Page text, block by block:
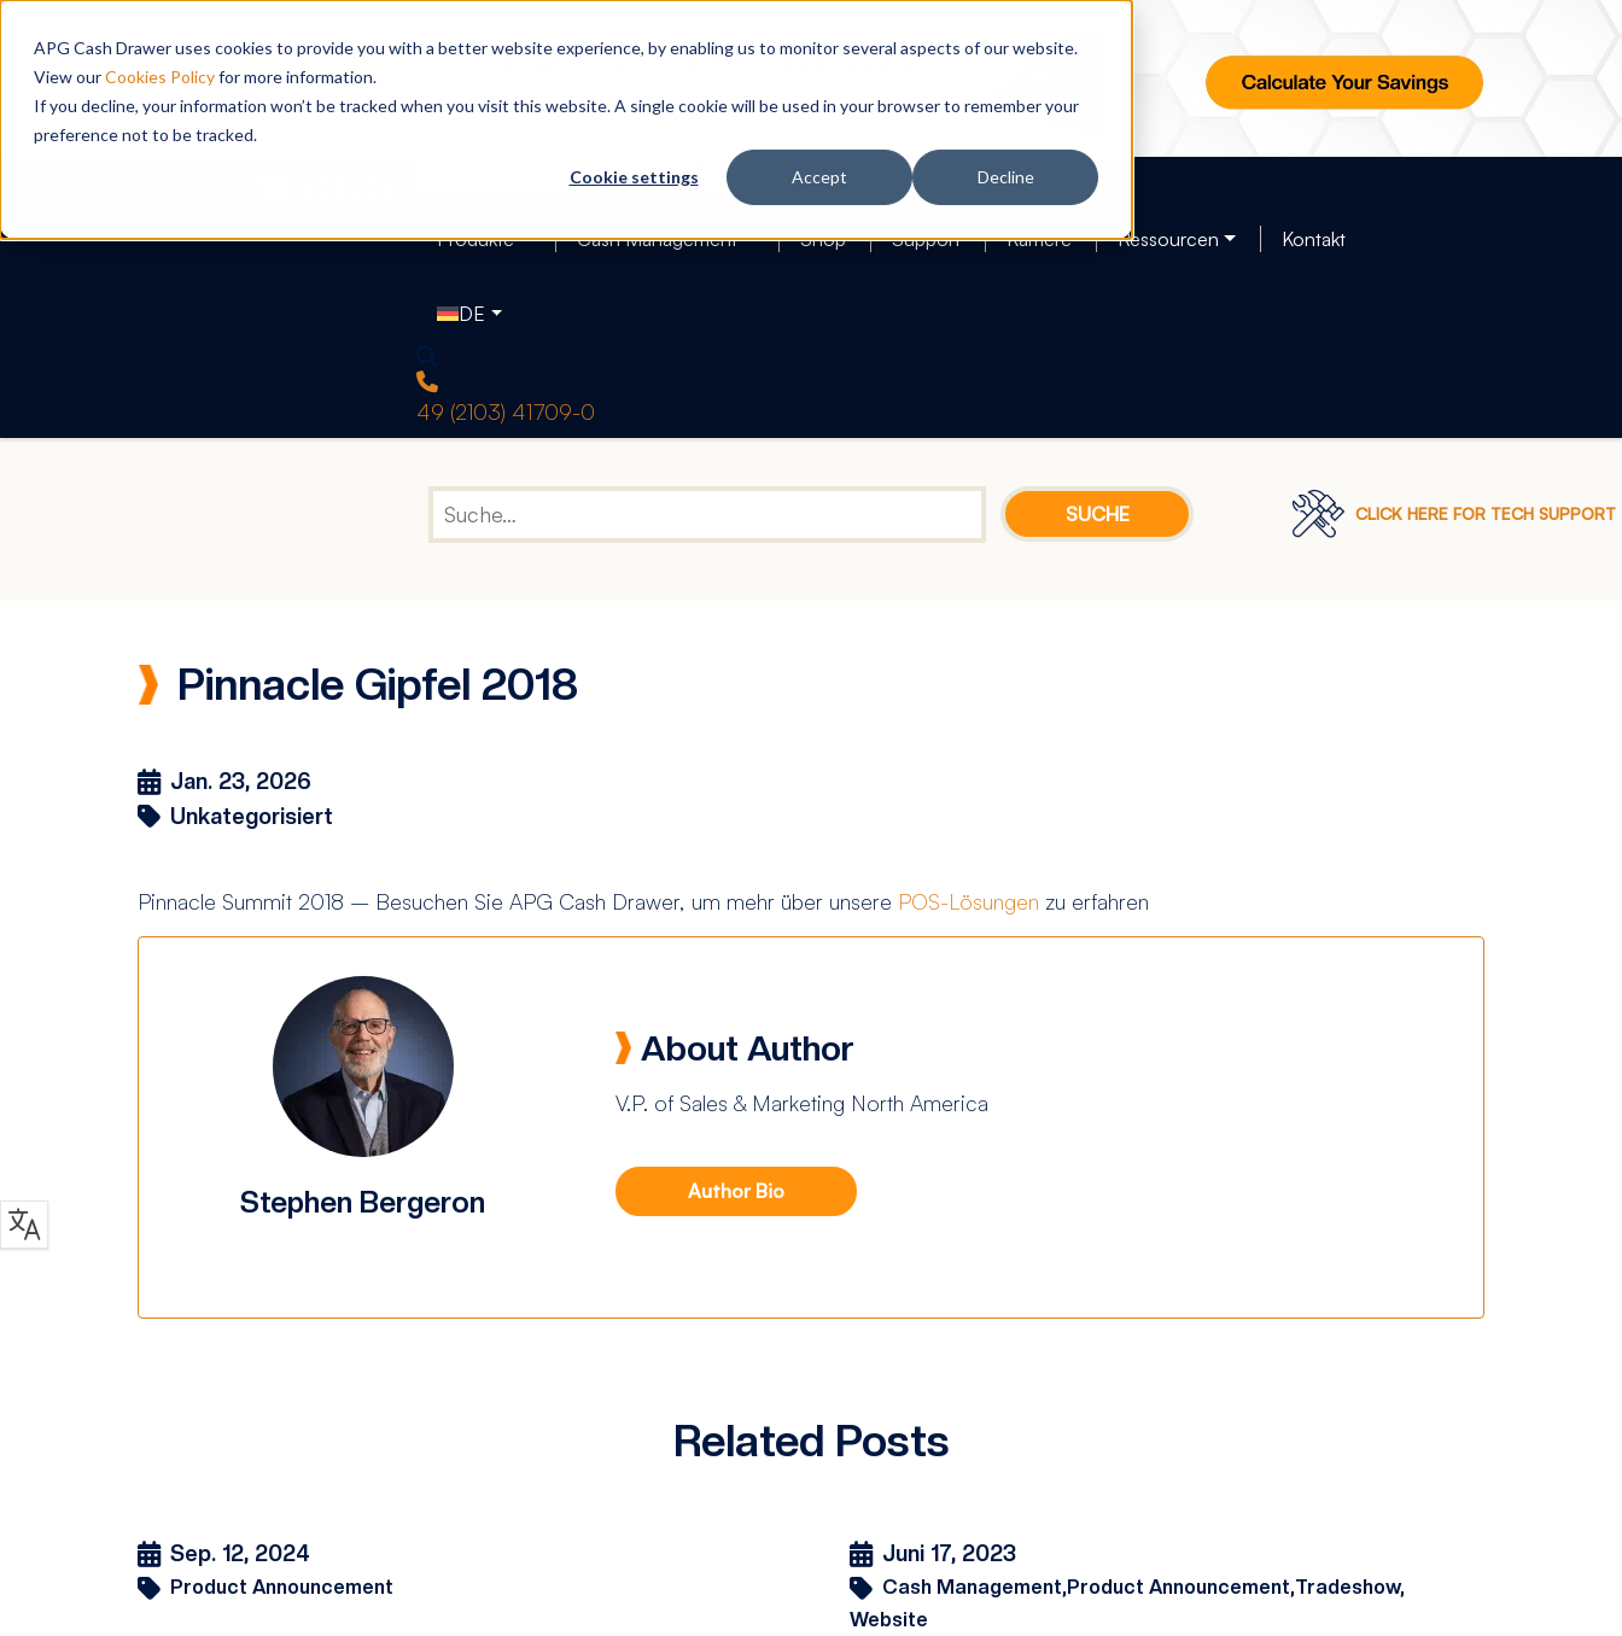
APG Cash Drawer uses cookies to provide you with a better website experience, by enabling us to monitor several aspects of our website.
View ourCookies Policyfor more information.
If you decline, your information won’t be tracked when you visit this website. A single cookie will be used in your browser to remember your
preference not to be tracked.
Cookie settings Accept Decline
Search
Produkte Cash Management Shop Support Karriere Ressourcen Kontakt
DE
49 (2103) 41709-0
CLICK HERE FOR TECH SUPPORT
Pinnacle Gipfel 2018
Jan. 23, 2026
Unkategorisiert
Pinnacle Summit 2018 – Besuchen Sie APG Cash Drawer, um mehr über unsere POS-Lösungen zu erfahren
Stephen Bergeron
About Author
V.P. of Sales & Marketing North America
Author Bio
Related Posts
Sep. 12, 2024
Product Announcement
Juni 17, 2023
Cash Management,Product Announcement,Tradeshow,
Website